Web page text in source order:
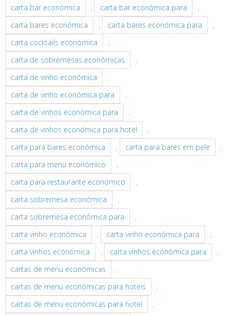
carta bar económica , carta bar económica para
,
carta bares económica
, carta bares económica para
,
carta cocktails económica
,
carta de sobremesas económicas
,
carta de vinho económica
,
carta de vinho económica para
,
carta de vinhos económica para
,
carta de vinhos económica para hotel
,
carta para bares económica
, carta para bares em pele
,
carta para menu económico
,
carta para restaurante económico
,
carta sobremesa económica
,
carta sobremesa económica para
,
carta vinho económica
, carta vinho económica para
,
carta vinhos económica
, carta vinhos económica para
,
cartas de menu económicas
,
cartas de menu económicas para hoteis
,
cartas de menu económicas para hotel
,